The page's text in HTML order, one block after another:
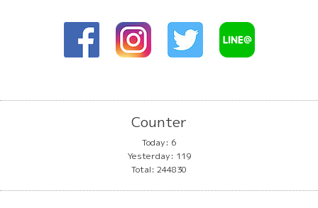
Counter
Today: 6
Yesterday: 119
Total: 244830